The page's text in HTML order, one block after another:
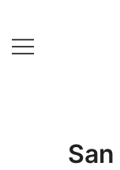
content